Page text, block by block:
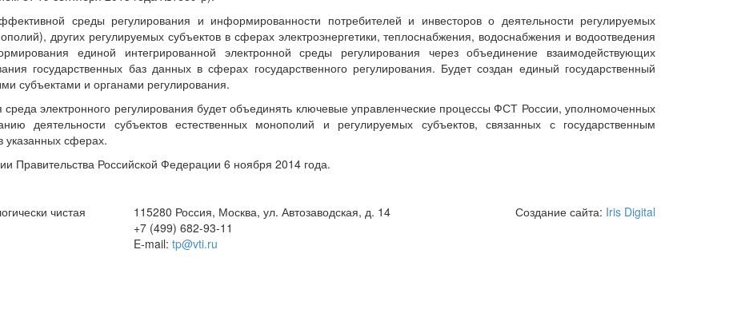
среды регулирования и информированности потребителей и инвесторов о деятельности регулируемых
других регулируемых субъектов в сферах электроэнергетики, теплоснабжения, водоснабжения и водоотведения
единой интегрированной электронной среды регулирования через объединение взаимодействующих
государственных баз данных в сферах государственного регулирования. Будет создан единый государственный
субъектами и органами регулирования.
электронного регулирования будет объединять ключевые управленческие процессы ФСТ России, уполномоченных
деятельности субъектов естественных монополий и регулируемых субъектов, связанных с государственным
указанных сферах.
Правительства Российской Федерации 6 ноября 2014 года.
чистая
115280 Россия, Москва, ул. Автозаводская, д. 14
+7 (499) 682-93-11
E-mail: tp@vti.ru
Создание сайта: Iris Digital